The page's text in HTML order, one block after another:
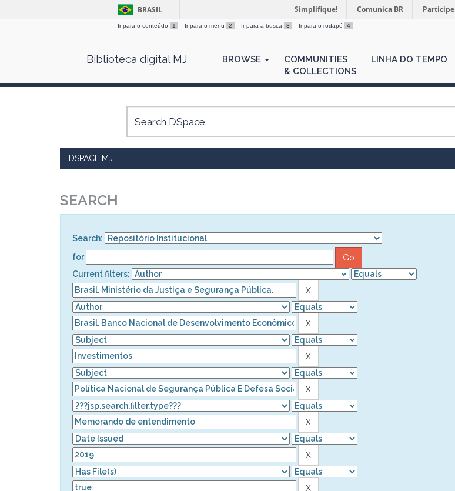
BRASIL Simplifique! Comunica BR Participe
Ir para o conteúdo 1 Ir para o menu 2 Ir para a busca 3 Ir para o rodapé 4
Biblioteca digital MJ BROWSE
COMMUNITIES
& COLLECTIONS
LINHA DO TEMPO
DSPACE MJ
SEARCH
Search:
for
Current filters: